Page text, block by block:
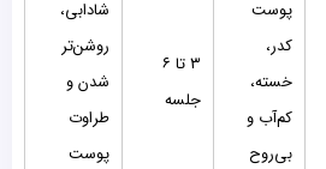
پوست
کدر،
خسته،
کم‌آب و
بی‌روح
۳ تا ۶
جلسه
شادابی،
روشن‌تر
شدن و
طراوت
پوست